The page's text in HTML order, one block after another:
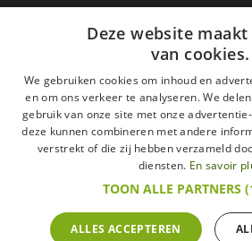
Aanmelden nieuwsbrief
GO
Ik ga akkoord metde Wettelijke vermeldingen
Alle merken
Algemene
Wettelijke vermeldingen
Veelgestelde vragen
Alle rechten voorbehouden ©2015 Les Secrets du
zijn met alle belastingen inbegrepen.
De Belgische wetgeving van 6 april 2010 geeft de
Deze website
van cookies.
We gebruiken cookies om inhoud en
en om ons verkeer te analyseren. We
gebruik van onze site met onze
deze kunnen combineren met andere
verstrekt of die zij hebben verzameld
diensten. En savoir
TOON ALLE PARTNERS
ALLES ACCEPTEREN